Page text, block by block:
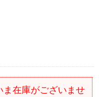
ま在庫がございませ